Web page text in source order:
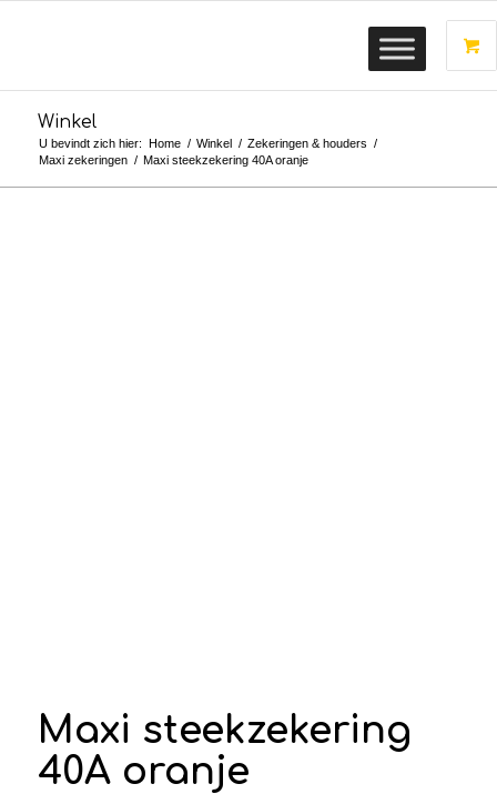
Winkel
U bevindt zich hier: Home / Winkel / Zekeringen & houders /
Maxi zekeringen / Maxi steekzekering 40A oranje
Maxi steekzekering
40A oranje